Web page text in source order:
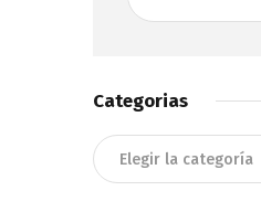
Categorias
Categorias